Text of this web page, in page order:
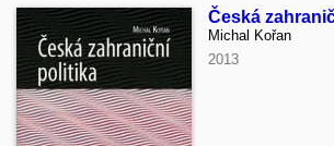
Česká
Michal Kořan
2013